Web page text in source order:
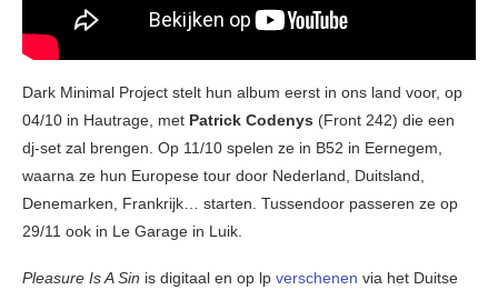
Dark Minimal Project stelt hun album eerst in ons land voor, op
04/10 in Hautrage, met Patrick Codenys (Front 242) die een
dj-set zal brengen. Op 11/10 spelen ze in B52 in Eernegem,
waarna ze hun Europese tour door Nederland, Duitsland,
Denemarken, Frankrijk… starten. Tussendoor passeren ze op
29/11 ook in Le Garage in Luik.
Pleasure Is A Sin is digitaal en op lp verschenen via het Duitse